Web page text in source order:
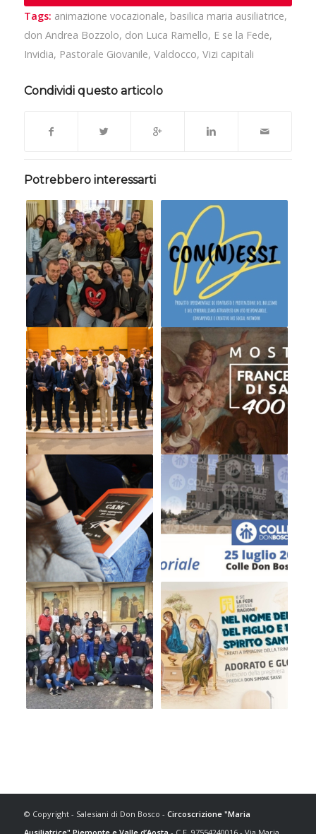
Tags: animazione vocazionale, basilica maria ausiliatrice,
don Andrea Bozzolo, don Luca Ramello, E se la Fede,
Invidia, Pastorale Giovanile, Valdocco, Vizi capitali
Condividi questo articolo
Potrebbero interessarti
© Copyright - Salesiani di Don Bosco - Circoscrizione "Maria